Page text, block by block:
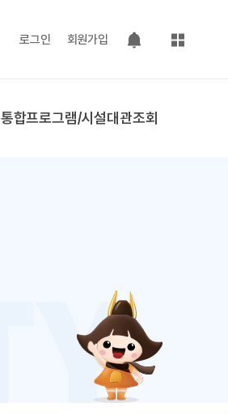
로그인 회원가입
팝업 열기
사이트맵
통합프로그램/시설대관조회